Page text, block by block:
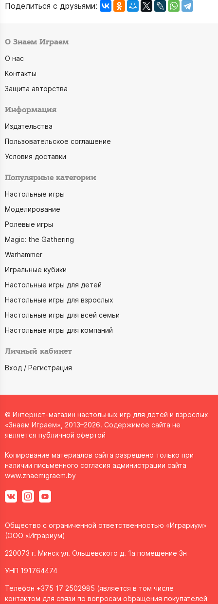
Поделиться с друзьями:
О Знаем Играем
О нас
Контакты
Защита авторства
Информация
Издательства
Пользовательское соглашение
Условия доставки
Популярные категории
Настольные игры
Моделирование
Ролевые игры
Magic: the Gathering
Warhammer
Игральные кубики
Настольные игры для детей
Настольные игры для взрослых
Настольные игры для всей семьи
Настольные игры для компаний
Личный кабинет
Вход / Регистрация
© Интернет-магазин настольных игр для детей и взрослых
«Знаем Играем», 2013–2026. Содержимое сайта не
является публичной офертой
Копирование материалов сайта разрешено только при
наличии письменного согласия администрации сайта
www.znaemigraem.by
Общество с ограниченной ответственностью «Играриум»
(ООО «Играриум)
220073 г. Минск ул. Ольшевского д. 1а помещение 3н
УНП 191764474
Телефон +375 17 2502985 (является в том числе
контактом для связи по вопросам обращения покупателей